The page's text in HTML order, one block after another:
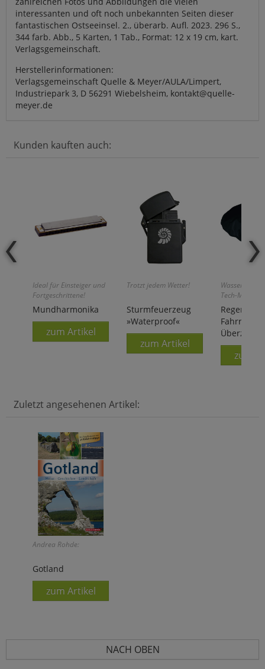
interessanten und oft noch unbekannten Seiten dieser
fantastischen Ostseeinsel. 2., überarb. Aufl. 2023. 296 S.,
344 farb. Abb., 5 Karten, 1 Tab., Format: 12 x 19 cm, kart.
Verlagsgemeinschaft.
Herstellerinformationen:
Verlagsgemeinschaft Quelle & Meyer/AULA/Limpert,
Industriepark 3, D 56291 Wiebelsheim, kontakt@quelle-
meyer.de
Kunden kauften auch:
Ideal für Einsteiger und
Fortgeschrittene!
Mundharmonika
zum Artikel
Trotzt jedem Wetter!
Sturmfeuerzeug
»Waterproof«
zum Artikel
Wasserdicht
Tech-Material!
Überzug
zum
Zuletzt angesehenen Artikel:
Andrea Rohde:
Gotland
zum Artikel
NACH OBEN